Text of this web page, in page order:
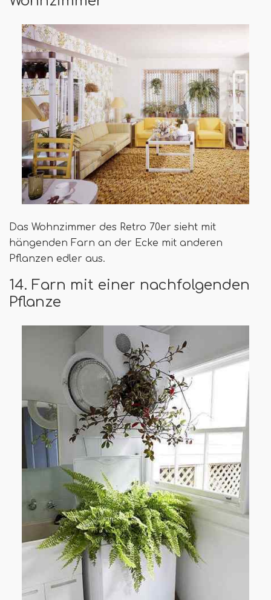
Das Wohnzimmer des Retro 70er sieht mit
hängenden Farn an der Ecke mit anderen
Pflanzen edler aus.
14. Farn mit einer nachfolgenden
Pflanze